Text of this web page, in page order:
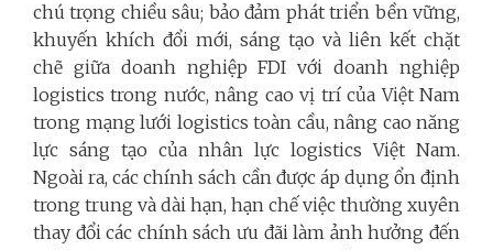
chú trọng chiều sâu; bảo đảm phát triển bền vững,
khuyến khích đổi mới, sáng tạo và liên kết chặt
chẽ giữa doanh nghiệp FDI với doanh nghiệp
logistics trong nước, nâng cao vị trí của Việt Nam
trong mạng lưới logistics toàn cầu, nâng cao năng
lực sáng tạo của nhân lực logistics Việt Nam.
Ngoài ra, các chính sách cần được áp dụng ổn định
trong trung và dài hạn, hạn chế việc thường xuyên
thay đổi các chính sách ưu đãi làm ảnh hưởng đến